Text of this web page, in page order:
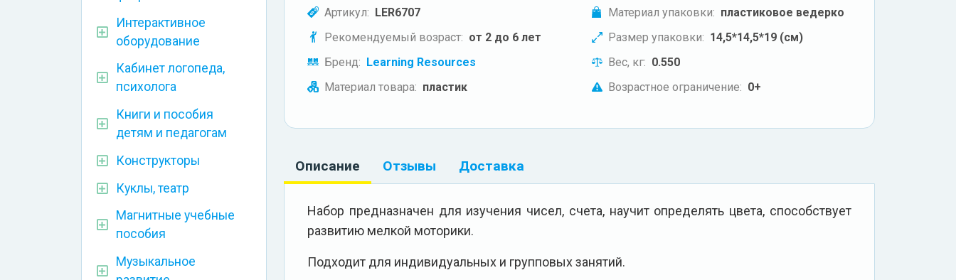
Интерактивное
оборудование
Кабинет логопеда,
психолога
Книги и пособия
детям и педагогам
Конструкторы
Куклы, театр
Магнитные учебные
пособия
Музыкальное
Артикул: LER6707
Рекомендуемый возраст: от 2 до 6 лет
Бренд: Learning Resources
Материал товара: пластик
Материал упаковки: пластиковое ведерко
Размер упаковки: 14,5*14,5*19 (см)
Вес, кг: 0.550
Возрастное ограничение: 0+
Описание Отзывы Доставка
Набор предназначен для изучения чисел, счета, научит определять цвета, способствует
развитию мелкой моторики.
Подходит для индивидуальных и групповых занятий.